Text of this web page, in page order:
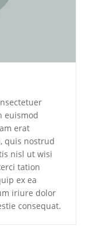
euismod
erat
quis nostrud
nisl ut wisi
tation
ex ea
iriure dolor
consequat.